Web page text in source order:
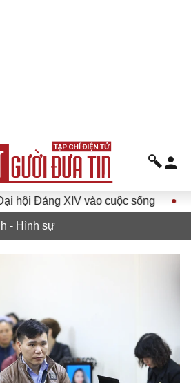
XIV vào cuộc sống Hướng
- Hình sự